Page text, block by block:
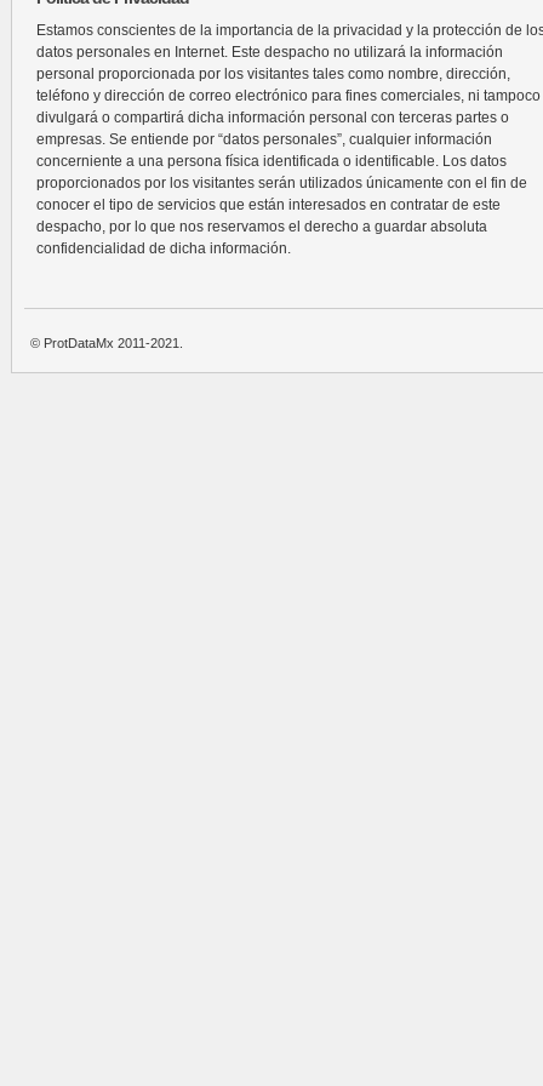
Estamos conscientes de la importancia de la privacidad y la protección de
datos personales en Internet. Este despacho no utilizará la información
personal proporcionada por los visitantes tales como nombre, dirección,
teléfono y dirección de correo electrónico para fines comerciales, ni tampoco
divulgará o compartirá dicha información personal con terceras partes o
empresas. Se entiende por “datos personales”, cualquier información
concerniente a una persona física identificada o identificable. Los datos
proporcionados por los visitantes serán utilizados únicamente con el fin de
conocer el tipo de servicios que están interesados en contratar de este
despacho, por lo que nos reservamos el derecho a guardar absoluta
confidencialidad de dicha información.
© ProtDataMx 2011-2021.